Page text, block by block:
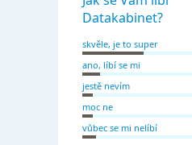
Datakabinet?
skvěle, je to super
ano, líbí se mi
jestě nevím
moc ne
vůbec se mi nelíbí